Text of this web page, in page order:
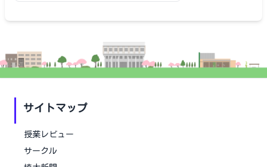
サイトマップ
授業レビュー
サークル